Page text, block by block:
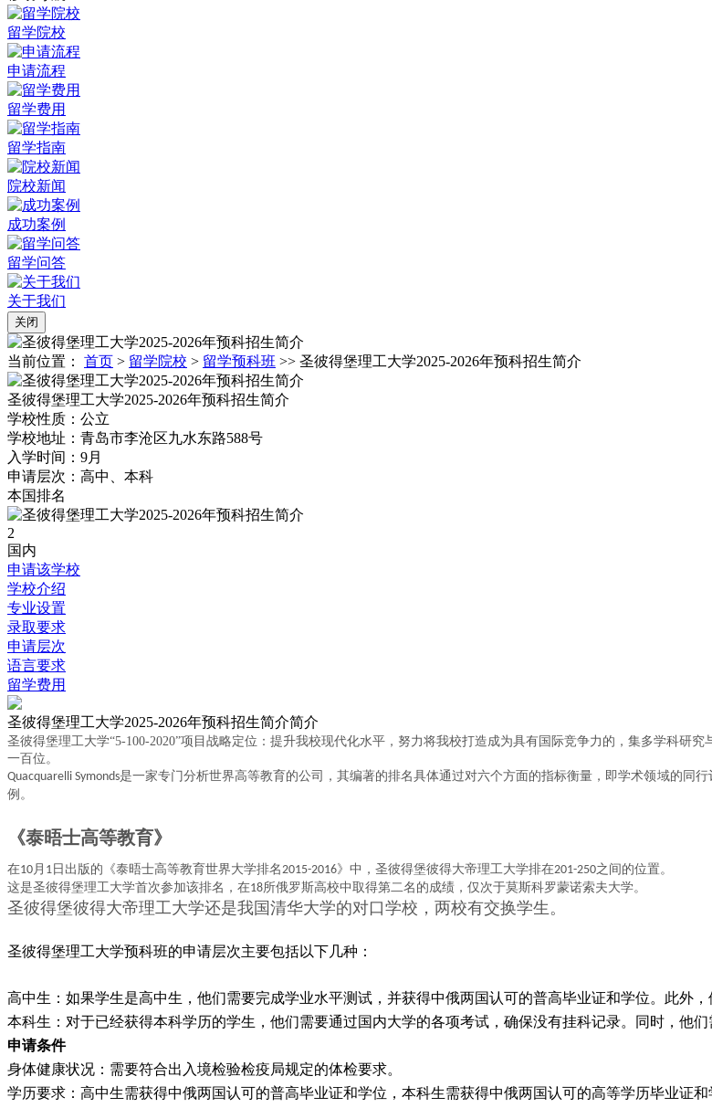
留学院校
申请流程
留学费用
留学指南
院校新闻
成功案例
留学问答
关于我们
关闭
当前位置： 首页 > 留学院校 > 留学预科班 >> 圣彼得堡理工大学2025-2026年预科招生简介
圣彼得堡理工大学2025-2026年预科招生简介
学校性质： 公立
学校地址： 青岛市李沧区九水东路588号
入学时间： 9月
申请层次： 高中、本科
本国排名
2
国内
申请该学校
学校介绍
专业设置
录取要求
申请层次
语言要求
留学费用
圣彼得堡理工大学2025-2026年预科招生简介简介
圣彼得堡理工大学“5-100-2020”项目战略定位：提升我校现代化水平，努力将我校打造成为具有国际竞争力的，集多学科研
一百位。
Quacquarelli Symonds是一家专门分析世界高等教育的公司，其编著的排名具体通过对六个方面的指标衡量，即学术领域的同
例。
《泰晤士高等教育》
在10月 1 日出版的《泰晤士高等教育世界大学排名2015-2016》中，圣彼得堡彼得大帝理工大学排在201-250之间的位置。
这是圣彼得堡理工大学首次参加该排名，在18所俄罗斯高校中取得第二名的成绩，仅次于莫斯科罗蒙诺索夫大学。
圣彼得堡彼得大帝理工大学还是我国清华大学的对口学校，两校有交换学生。
圣彼得堡理工大学预科班的申请层次主要包括以下几种 ：
高中生 ：如果学生是高中生，他们需要完成学业水平测试，并获得中俄两国认可的普高毕业证和学位。此外
本科生 ：对于已经获得本科学历的学生，他们需要通过国内大学的各项考试，确保没有挂科记录。同时，他
申请条件
身体健康状况 ：需要符合出入境检验检疫局规定的体检要求。
学历要求 ：高中生需获得中俄两国认可的普高毕业证和学位，本科生需获得中俄两国认可的高等学历毕业证